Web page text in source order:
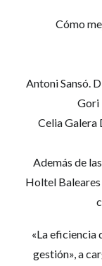
Cómo
Antoni Sansó.
Gori
Celia
Además de
Holtel
«La eficiencia
gestión», a